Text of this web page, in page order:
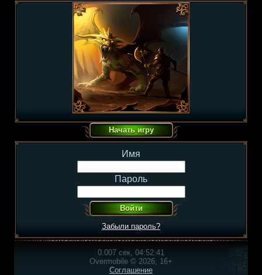
Имя
Пароль
Забыли пароль?
0.007 сек, 04:52:41
Overmobile © 2026, 16+
Соглашение